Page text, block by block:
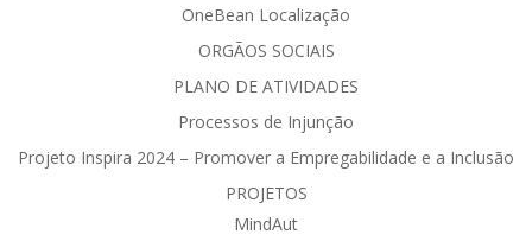
OneBean Localização
ORGÃOS SOCIAIS
PLANO DE ATIVIDADES
Processos de Injunção
Projeto Inspira 2024 – Promover a Empregabilidade e a Inclusão
PROJETOS
MindAut